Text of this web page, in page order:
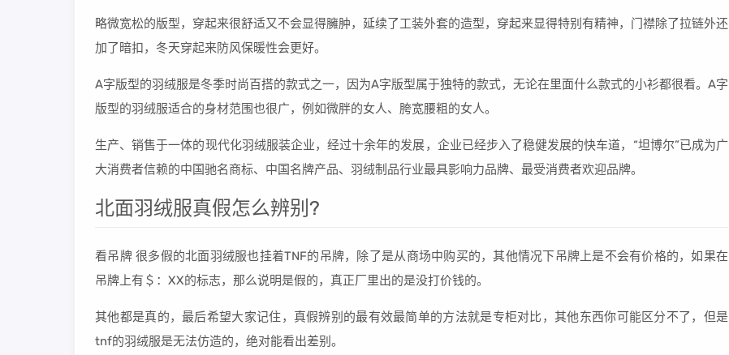
略微宽松的版型，穿起来很舒适又不会显得臃肿，延续了工装外套的造型，穿起来显得特别有精神，门襟除了拉链外还
加了暗扣，冬天穿起来防风保暖性会更好。
A字版型的羽绒服是冬季时尚百搭的款式之一，因为A字版型属于独特的款式，无论在里面什么款式的小衫都很看。A字
版型的羽绒服适合的身材范围也很广，例如微胖的女人、胯宽腰粗的女人。
生产、销售于一体的现代化羽绒服装企业，经过十余年的发展，企业已经步入了稳健发展的快车道，“坦博尔”已成为广
大消费者信赖的中国驰名商标、中国名牌产品、羽绒制品行业最具影响力品牌、最受消费者欢迎品牌。
北面羽绒服真假怎么辨别?
看吊牌 很多假的北面羽绒服也挂着TNF的吊牌，除了是从商场中购买的，其他情况下吊牌上是不会有价格的，如果在
吊牌上有＄：XX的标志，那么说明是假的，真正厂里出的是没打价钱的。
其他都是真的，最后希望大家记住，真假辨别的最有效最简单的方法就是专柜对比，其他东西你可能区分不了，但是
tnf的羽绒服是无法仿造的，绝对能看出差别。